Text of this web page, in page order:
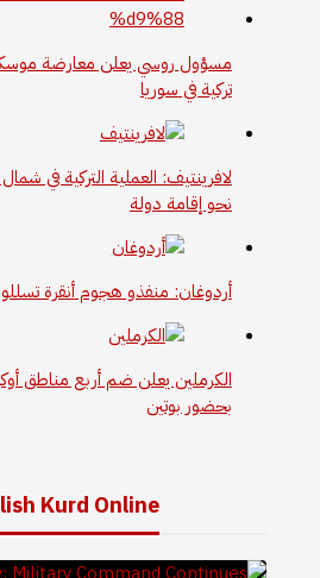
مسؤول روسي يعلن معارضة
تركية في سوريا
لافرينتيف: العملية التركية في
نحو إقامة دولة
أردوغان: منفذو هجوم أنقرة
الكرملين يعلن ضم أربع مناطق
بحضور بوتين
Kurd Online